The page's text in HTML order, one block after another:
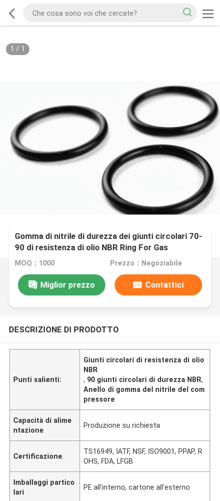
1 / 1
Gomma di nitrile di durezza dei giunti circolari 70-
90 di resistenza di olio NBR Ring For Gas
Compressor
MOQ：1000 Prezzo：Negoziabile
Miglior prezzo Contattici
DESCRIZIONE DI PRODOTTO
Punti salienti:
Giunti circolari di resistenza di olio
NBR
, 90 giunti circolari di durezza NBR,
Anello di gomma del nitrile del com
pressore
Capacità di alime
ntazione
Produzione su richiesta
Certificazione
TS16949, IATF, NSF, ISO9001, PPAP, R
OHS, FDA, LFGB
Imballaggi partico
lari
PE all'interno, cartone all'esterno